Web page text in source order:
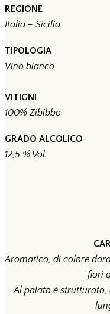
REGIONE
Italia – Sicilia
TIPOLOGIA
Vino bianco
VITIGNI
100% Zibibbo
GRADO ALCOLICO
12,5 % Vol.
Aromatico, di colore
fiori
Al palato è strutturato,